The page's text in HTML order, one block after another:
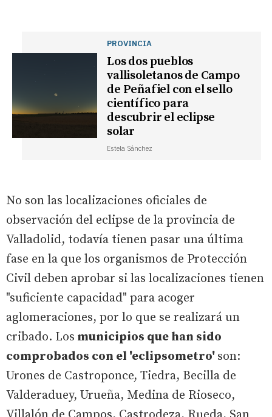
PROVINCIA
Los dos pueblos
vallisoletanos de Campo
de Peñafiel con el sello
científico para
descubrir el eclipse
solar
Estela Sánchez
No son las localizaciones oficiales de
observación del eclipse de la provincia de
Valladolid, todavía tienen pasar una última
fase en la que los organismos de Protección
Civil deben aprobar si las localizaciones tienen
"suficiente capacidad" para acoger
aglomeraciones, por lo que se realizará un
cribado. Los municipios que han sido
comprobados con el 'eclipsometro' son:
Urones de Castroponce, Tiedra, Becilla de
Valderaduey, Urueña, Medina de Rioseco,